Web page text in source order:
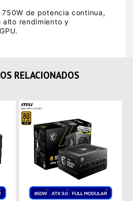
750W de potencia continua,
alto rendimiento y
RELACIONADOS